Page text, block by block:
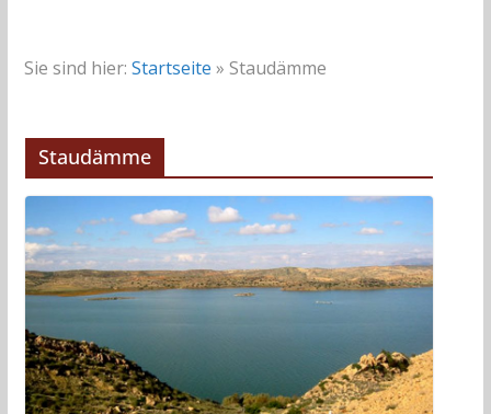
Sie sind hier: Startseite » Staudämme
Staudämme